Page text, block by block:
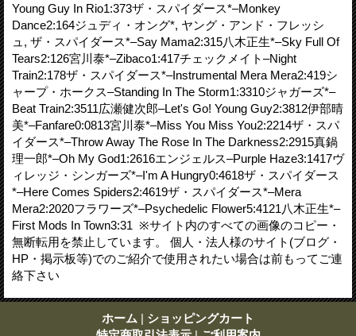
Young Guy In Rio1:373ザ・スパイダース*–Monkey
Dance2:164ジュディ・オング*, ヤング・アンド・フレッシ
ュ, ザ・スパイダース*–Say Mama2:315八木正生*–Sky Full Of
Tears2:126宮川泰*–Zibaco1:417チェックメイト–Night
Train2:178ザ・スパイダース*–Instrumental Mera Mera2:419シ
ャープ・ホークス–Standing In The Storm1:3310ジャガーズ*–
Beat Train2:3511広瀬健次郎–Let's Go! Young Guy2:3812伊部晴
美*–Fanfare0:0813宮川泰*–Miss You Miss You2:2214ザ・スパ
イダース*–Throw Away The Rose In The Darkness2:2915真鍋
理一郎*–Oh My God1:2616エンジェルス–Purple Haze3:1417ヴ
ィレッジ・シンガーズ*–I'm A Hungry0:4618ザ・スパイダース
*–Here Comes Spiders2:4619ザ・スパイダース*–Mera
Mera2:2020フラワーズ*–Psychedelic Flower5:4121八木正生*–
First Mods In Town3:31 ※サイト内のすべての画像のコピー・
無断転用を禁止しています。 個人・法人様のサイト(ブログ・
HP・掲示板等)でのご紹介で使用されたい場合は前もってご連
絡下さい
ホーム | ショッピングカート